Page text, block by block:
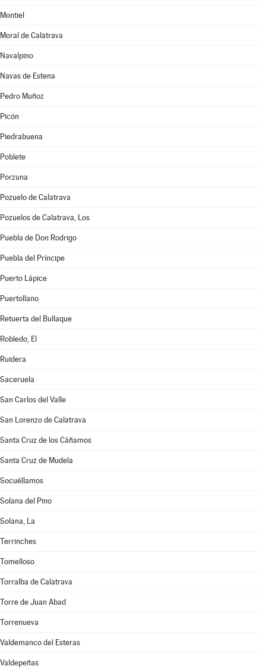
Montiel
Moral de Calatrava
Navalpino
Navas de Estena
Pedro Muñoz
Picón
Piedrabuena
Poblete
Porzuna
Pozuelo de Calatrava
Pozuelos de Calatrava, Los
Puebla de Don Rodrigo
Puebla del Príncipe
Puerto Lápice
Puertollano
Retuerta del Bullaque
Robledo, El
Ruidera
Saceruela
San Carlos del Valle
San Lorenzo de Calatrava
Santa Cruz de los Cáñamos
Santa Cruz de Mudela
Socuéllamos
Solana del Pino
Solana, La
Terrinches
Tomelloso
Torralba de Calatrava
Torre de Juan Abad
Torrenueva
Valdemanco del Esteras
Valdepeñas